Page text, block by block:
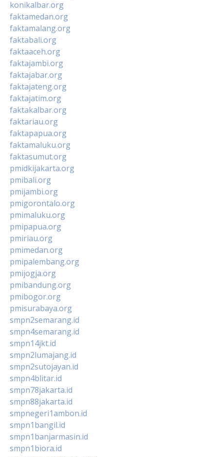
konikalbar.org
faktamedan.org
faktamalang.org
faktabali.org
faktaaceh.org
faktajambi.org
faktajabar.org
faktajateng.org
faktajatim.org
faktakalbar.org
faktariau.org
faktapapua.org
faktamaluku.org
faktasumut.org
pmidkijakarta.org
pmibali.org
pmijambi.org
pmigorontalo.org
pmimaluku.org
pmipapua.org
pmiriau.org
pmimedan.org
pmipalembang.org
pmijogja.org
pmibandung.org
pmibogor.org
pmisurabaya.org
smpn2semarang.id
smpn4semarang.id
smpn14jkt.id
smpn2lumajang.id
smpn2sutojayan.id
smpn4blitar.id
smpn78jakarta.id
smpn88jakarta.id
smpnegeri1ambon.id
smpn1bangil.id
smpn1banjarmasin.id
smpn1biora.id